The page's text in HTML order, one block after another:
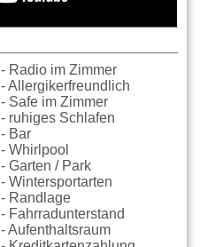
- Radio im Zimmer
- Allergikerfreundlich
- Safe im Zimmer
- ruhiges Schlafen
- Bar
- Whirlpool
- Garten / Park
- Wintersportarten
- Randlage
- Fahrradunterstand
- Aufenthaltsraum